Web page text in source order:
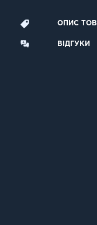
ОПИС
ВІДГУКИ